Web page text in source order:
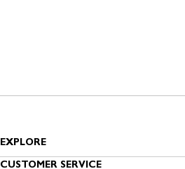
EXPLORE
Inside Benetton
CUSTOMER SERVICE